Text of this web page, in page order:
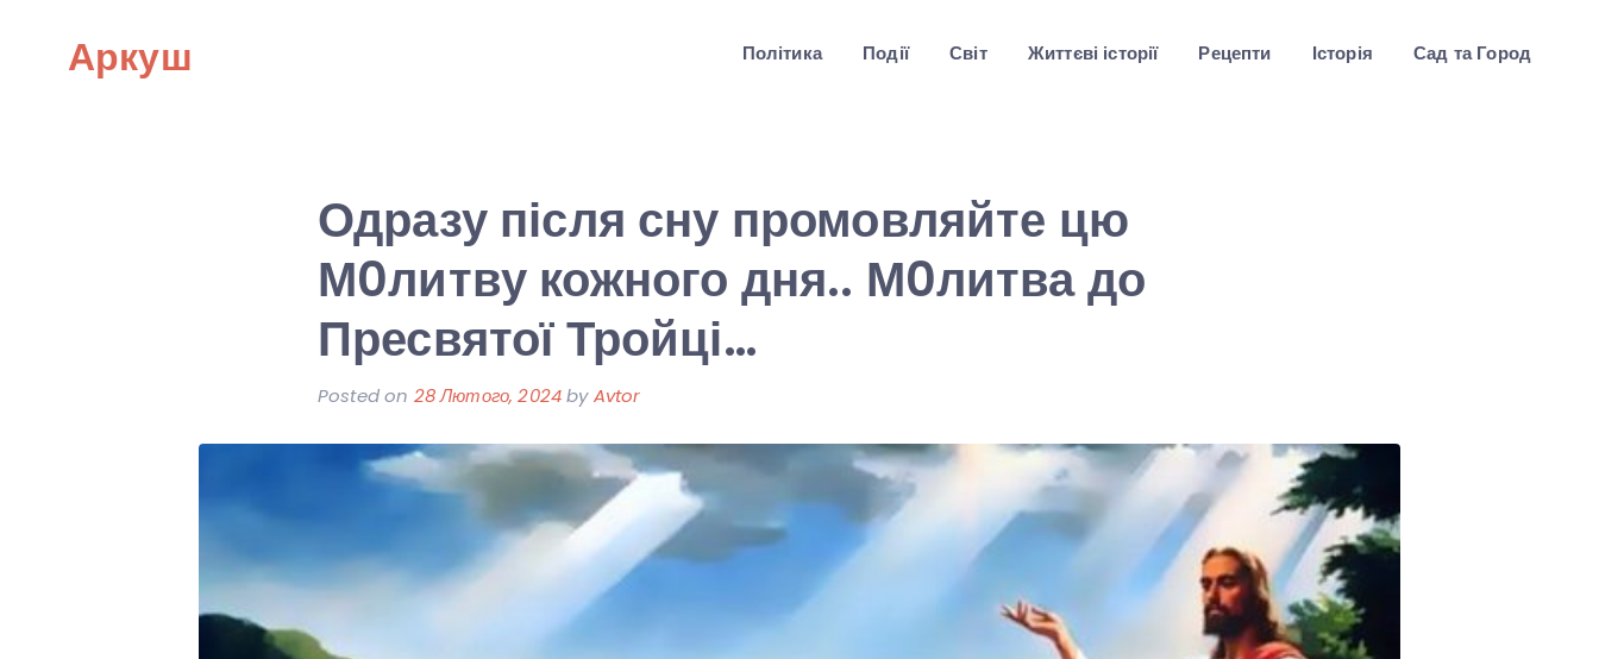
Аркуш Політика Події Світ Життєві історії Рецепти Історія Сад та Город
Одразу після сну промовляйте цю
М0литву кожного дня.. М0литва до
Пресвятої Тройці…
Posted on 28 Лютого, 2024byAvtor